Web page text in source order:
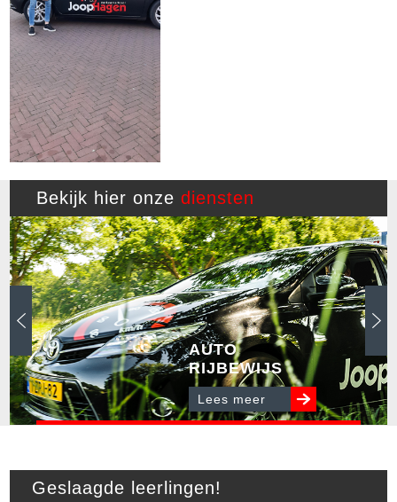
Bekijk hier onzediensten
AUTO
RIJBEWIJS
Lees meer
Geslaagde leerlingen!